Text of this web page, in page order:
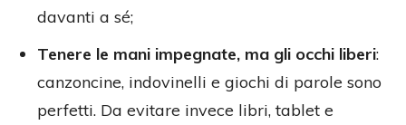
davanti a sé;
Tenere le mani impegnate, ma gli occhi liberi:
canzoncine, indovinelli e giochi di parole sono
perfetti. Da evitare invece libri, tablet e